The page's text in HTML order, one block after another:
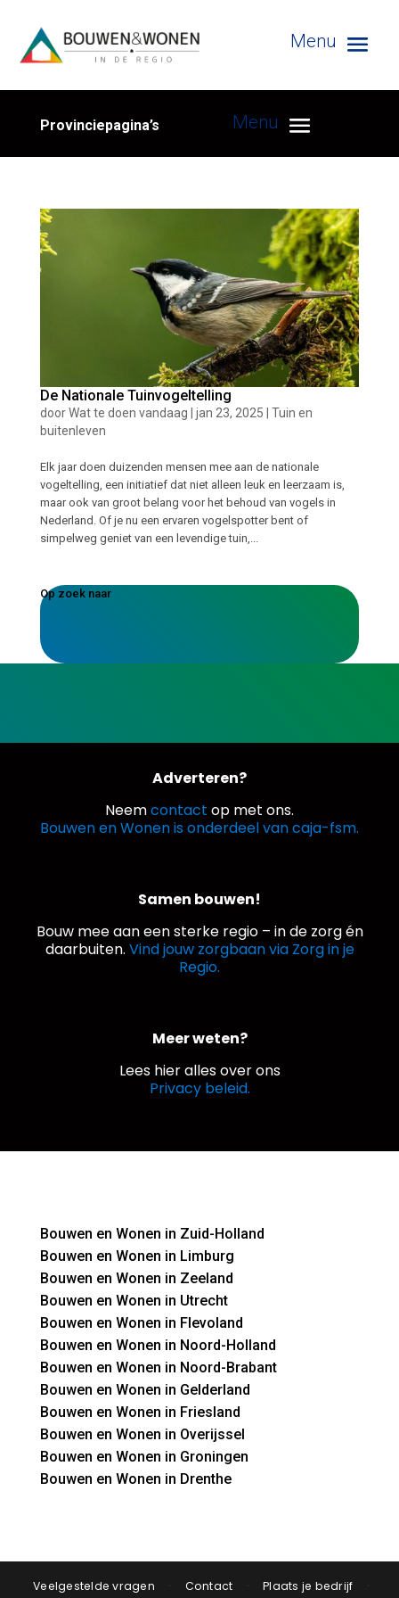
Provinciepagina’s
De Nationale Tuinvogeltelling
doorWat te doen vandaag jan 23, 2025
Tuin en
buitenleven
Elk jaar doen duizenden mensen mee aan de nationale
vogeltelling, een initiatief dat niet alleen leuk en leerzaam is,
maar ook van groot belang voor het behoud van vogels in
Nederland. Of je nu een ervaren vogelspotter bent of
simpelweg geniet van een levendige tuin,...
Op zoek naar
Adverteren?
Neemcontact op met ons.
Bouwen en Wonen is onderdeel van caja-fsm.
Samen bouwen!
Bouw mee aan een sterke regio – in de zorg én
daarbuiten. Vind jouw zorgbaan via Zorg in je
Regio.
Meer weten?
Lees hier alles over ons
Privacy beleid.
Bouwen en Wonen in Zuid-Holland
Bouwen en Wonen in Limburg
Bouwen en Wonen in Zeeland
Bouwen en Wonen in Utrecht
Bouwen en Wonen in Flevoland
Bouwen en Wonen in Noord-Holland
Bouwen en Wonen in Noord-Brabant
Bouwen en Wonen in Gelderland
Bouwen en Wonen in Friesland
Bouwen en Wonen in Overijssel
Bouwen en Wonen in Groningen
Bouwen en Wonen in Drenthe
Veelgestelde vragen · Contact · Plaats je bedrijf
·